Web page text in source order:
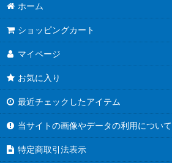
ホーム
ショッピングカート
マイページ
お気に入り
最近チェックしたアイテム
当サイトの画像やデータの利用について
特定商取引法表示